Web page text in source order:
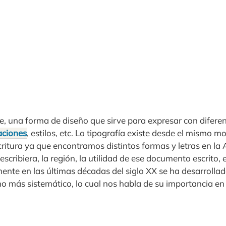
una forma de diseño que sirve para expresar con
, estilos, etc. La tipografía existe desde el mismo
ya que encontramos distintos formas y letras en la
la región, la utilidad de ese documento escrito,
en las últimas décadas del siglo XX se ha
más sistemático, lo cual nos habla de su importancia